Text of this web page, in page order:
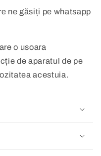
ne găsiți pe whatsapp
o usoara
de aparatul de pe
acestuia.